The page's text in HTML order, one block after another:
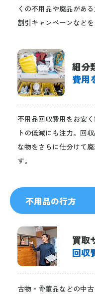
くの不用品や廃品があ
割引キャンペーンなど
細分
費用
不用品回収費用をお安
トの低減にも注力。回
な物をさらに仕分けて
す。
不用品の行方
買取
回収
古物・骨董品などの中